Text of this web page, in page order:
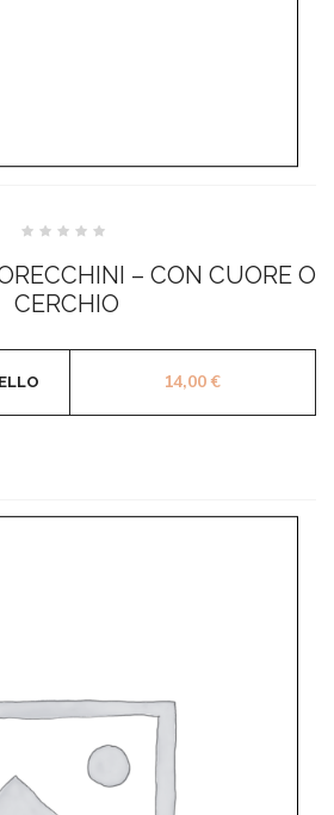
su
5
– CON CUORE O
CERCHIO
14,00€